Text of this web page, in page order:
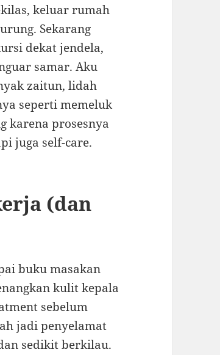
keluar rumah
Sekarang
dekat jendela,
samar. Aku
zaitun, lidah
seperti memeluk
karena prosesnya
juga self-care.
(dan
buku masakan
kulit kepala
sebelum
jadi penyelamat
sedikit berkilau.